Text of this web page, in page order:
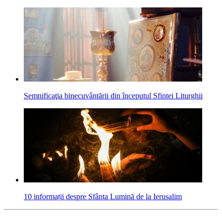
Semnificaţia binecuvântării din începutul Sfintei Liturghii
10 informații despre Sfânta Lumină de la Ierusalim